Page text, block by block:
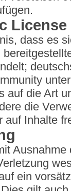
License
dass es
auf die Art
die
auf Inhalte
ein